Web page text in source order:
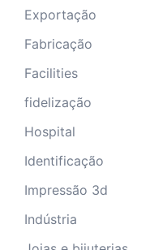
Exportação
Fabricação
Facilities
fidelização
Hospital
Identificação
Impressão 3d
Indústria